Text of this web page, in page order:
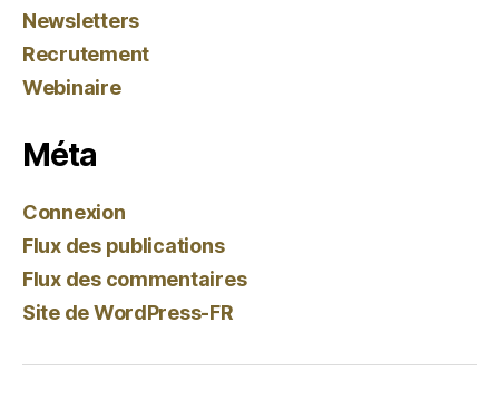
Newsletters
Recrutement
Webinaire
Méta
Connexion
Flux des publications
Flux des commentaires
Site de WordPress-FR